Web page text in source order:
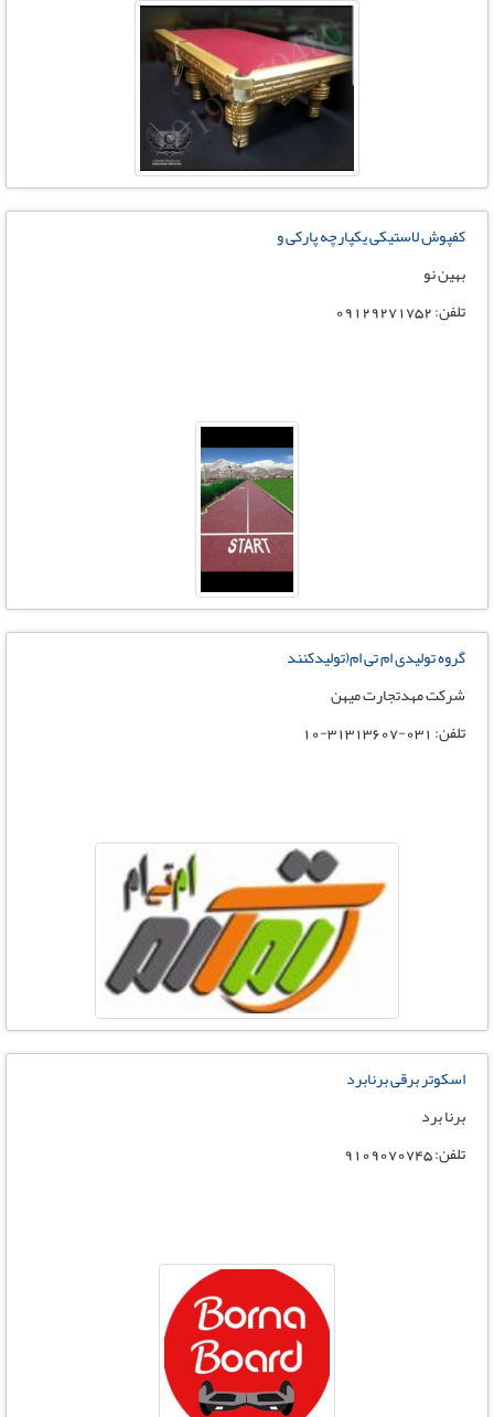
کفپوش لاستیکی یکپارچه پارکی و
بهین نو
تلفن: 09129271752
گروه تولیدی ام تی ام(تولیدکنند
شرکت مهدتجارت میهن
تلفن: 031-31313607-10
اسکوتر برقی برنابرد
برنا برد
تلفن: 9109070745